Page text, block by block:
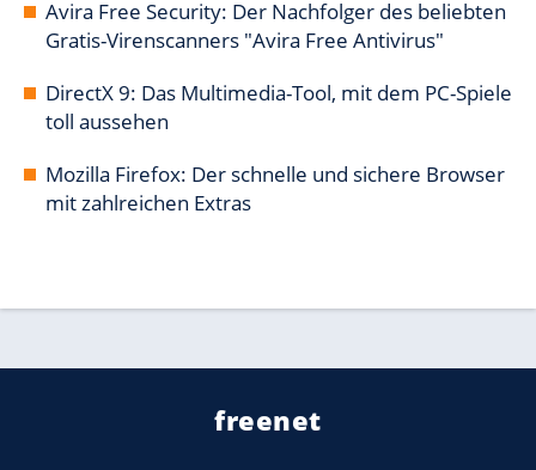
Avira Free Security: Der Nachfolger des beliebten
Gratis-Virenscanners "Avira Free Antivirus"
DirectX 9: Das Multimedia-Tool, mit dem PC-Spiele
toll aussehen
Mozilla Firefox: Der schnelle und sichere Browser
mit zahlreichen Extras
freenet